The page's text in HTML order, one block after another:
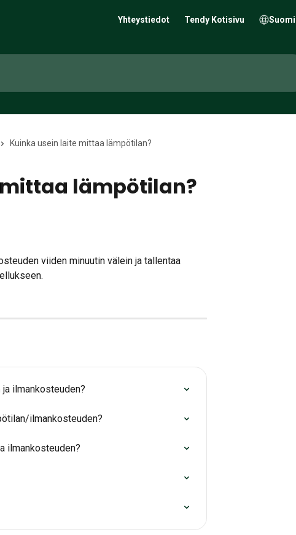
Yhteystiedot Tendy Kotisivu Suomi
Kuinka usein laite mittaa lämpötilan?
lämpötilan?
viiden minuutin välein ja tallentaa
ilmankosteuden?
ilmankosteuden?
ilmankosteuden?